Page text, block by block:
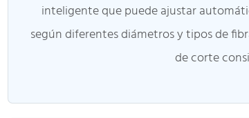
inteligente que puede ajustar
según diferentes diámetros y tipos de
de corte